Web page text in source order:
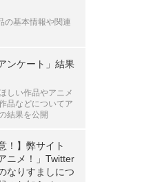
の基本情報や関連
ンケート」結果
しい作品やアニメ
品などについてア
結果を公開
！】弊サイト
ニメ！」Twitter
なりすましにつ